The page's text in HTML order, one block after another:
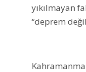
yıkılmayan
“deprem